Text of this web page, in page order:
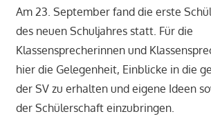
Am 23. September fand die erste
des neuen Schuljahres statt. Für die
Klassensprecherinnen und
hier die Gelegenheit, Einblicke in die
der SV zu erhalten und eigene Ideen
der Schülerschaft einzubringen.